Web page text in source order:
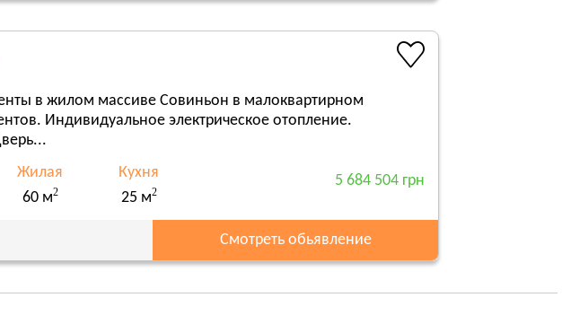
в жилом массиве Совиньон в малоквартирном
Индивидуальное электрическое отопление.
Жилая
60 м2
Кухня
25 м2
5 684 504 грн
Смотреть обьявление